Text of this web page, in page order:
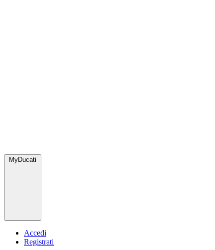
MyDucati
Accedi
Registrati